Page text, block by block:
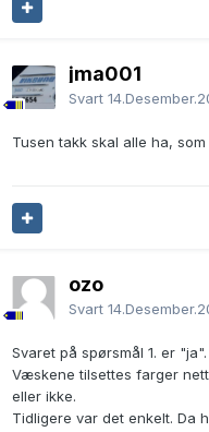
jma001
Svart
Tusen takk skal alle ha,
ozo
Svart
Svaret på spørsmål 1. er "ja".
Væskene tilsettes farger
eller ikke.
Tidligere var det enkelt. Da